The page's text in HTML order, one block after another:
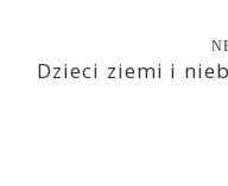
Dzieci ziemi i